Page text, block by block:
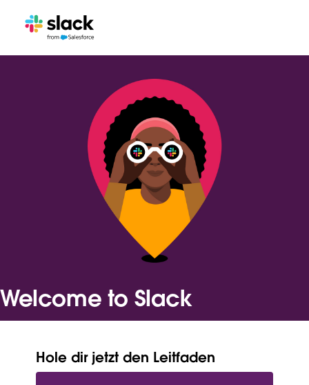
Welcome to Slack
Hole dir jetzt den Leitfaden